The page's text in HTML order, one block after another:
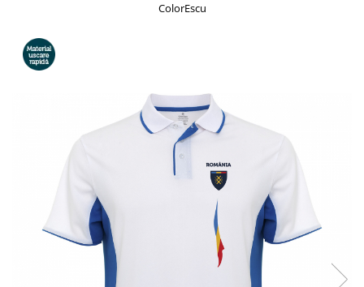
Tricouri sport tehnice
Bluze si hanorace
Bluze si hanorace bărbați
Bluze si hanorace damă
Bluze de trening | Bluze tehnice
Accesorii
ColorEscu